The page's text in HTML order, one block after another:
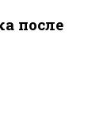
после